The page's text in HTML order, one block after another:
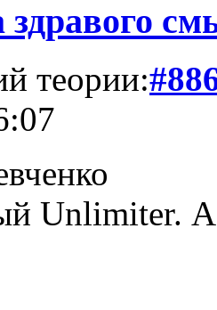
теории:
Unlimiter.